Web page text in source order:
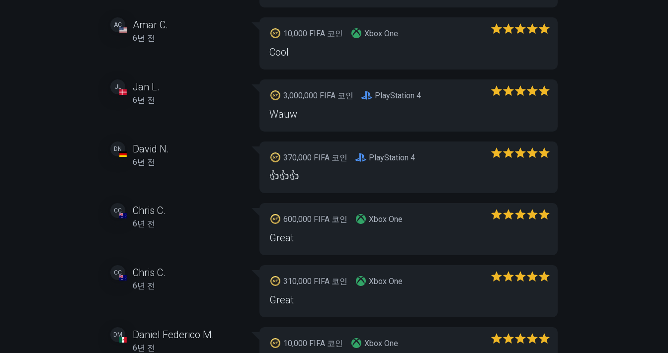
AC Amar C.
6년 전 10,000 FIFA 코인 Xbox One
Cool
JL Jan L.
6년 전 3,000,000 FIFA 코인 PlayStation 4
Wauw
DN David N.
6년 전 370,000 FIFA 코인 PlayStation 4
👍👍👍
CC Chris C.
6년 전 600,000 FIFA 코인 Xbox One
Great
CC Chris C.
6년 전 310,000 FIFA 코인 Xbox One
Great
DM Daniel Federico M.
6년 전 10,000 FIFA 코인 Xbox One